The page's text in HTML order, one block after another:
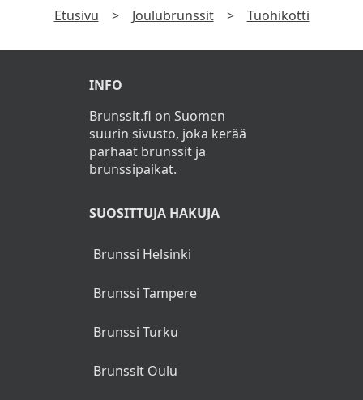
Ruokajuomat
Joulutorttuja (L)
Piparkakkuja (L)
Kahvia, teetä, kaakaota
Etusivu > Joulubrunssit > Tuohikotti
INFO
Brunssit.fi on Suomen
suurin sivusto, joka kerää
parhaat brunssit ja
brunssipaikat.
SUOSITTUJA HAKUJA
Brunssi Helsinki
Brunssi Tampere
Brunssi Turku
Brunssit Oulu